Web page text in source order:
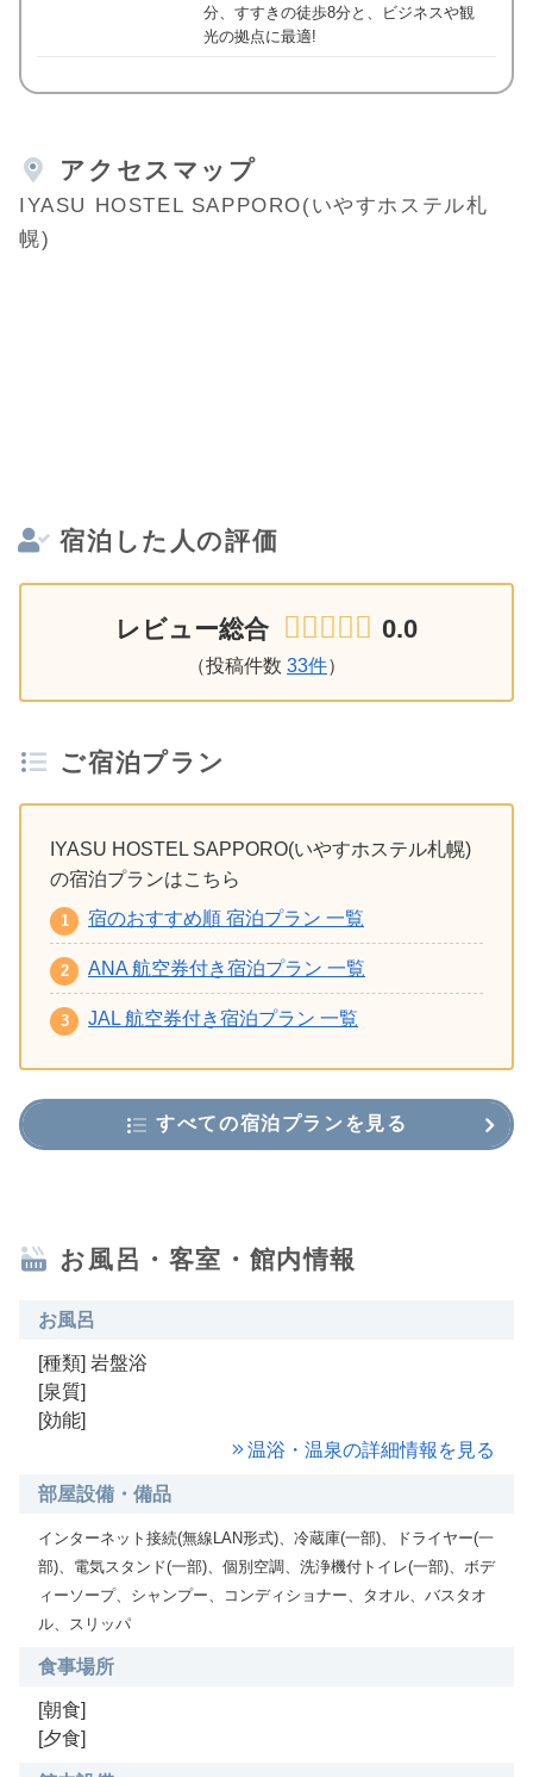
分、すすきの徒歩8分と、ビジネスや観
光の拠点に最適!
アクセスマップ
IYASU HOSTEL SAPPORO(いやすホステル札
幌)
宿泊した人の評価
レビュー総合 0.0
（投稿件数 33件）
ご宿泊プラン
IYASU HOSTEL SAPPORO(いやすホステル札幌)
の宿泊プランはこちら
宿のおすすめ順 宿泊プラン 一覧
ANA 航空券付き宿泊プラン 一覧
JAL 航空券付き宿泊プラン 一覧
すべての宿泊プランを見る
お風呂・客室・館内情報
お風呂
[種類] 岩盤浴
[泉質]
[効能]
温浴・温泉の詳細情報を見る
部屋設備・備品
インターネット接続(無線LAN形式)、冷蔵庫(一部)、ドライヤー(一
部)、電気スタンド(一部)、個別空調、洗浄機付トイレ(一部)、ボデ
ィーソープ、シャンプー、コンディショナー、タオル、バスタオ
ル、スリッパ
食事場所
[朝食]
[夕食]